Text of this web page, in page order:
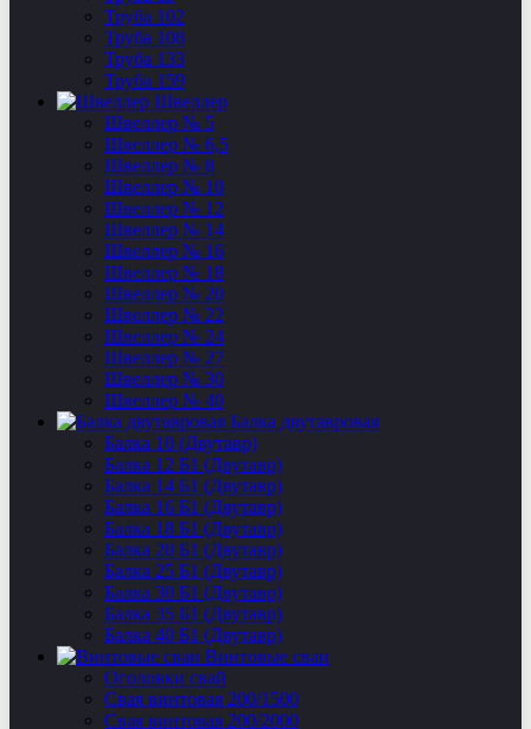
Труба 102
Труба 108
Труба 133
Труба 159
Швеллер
Швеллер № 5
Швеллер № 6,5
Швеллер № 8
Швеллер № 10
Швеллер № 12
Швеллер № 14
Швеллер № 16
Швеллер № 18
Швеллер № 20
Швеллер № 22
Швеллер № 24
Швеллер № 27
Швеллер № 30
Швеллер № 40
Балка двутавровая
Балка 10 (Двутавр)
Балка 12 Б1 (Двутавр)
Балка 14 Б1 (Двутавр)
Балка 16 Б1 (Двутавр)
Балка 18 Б1 (Двутавр)
Балка 20 Б1 (Двутавр)
Балка 25 Б1 (Двутавр)
Балка 30 Б1 (Двутавр)
Балка 35 Б1 (Двутавр)
Балка 40 Б1 (Двутавр)
Винтовые сваи
Оголовки свай
Свая винтовая 200/1500
Свая винтовая 200/2000